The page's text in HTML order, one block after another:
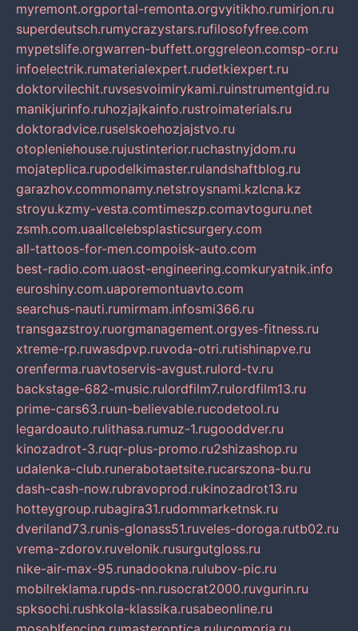
myremont.orgportal-remonta.orgvyitikho.rumirjon.ru
superdeutsch.rumycrazystars.rufilosofyfree.com
mypetslife.orgwarren-buffett.orggreleon.comsp-or.ru
infoelectrik.rumaterialexpert.rudetkiexpert.ru
doktorvilechit.ruvsesvoimirykami.ruinstrumentgid.ru
manikjurinfo.ruhozjajkainfo.rustroimaterials.ru
doktoradvice.ruselskoehozjajstvo.ru
otopleniehouse.rujustinterior.ruchastnyjdom.ru
mojateplica.rupodelkimaster.rulandshaftblog.ru
garazhov.commonamy.netstroysnami.kzlcna.kz
stroyu.kzmy-vesta.comtimeszp.comavtoguru.net
zsmh.com.uaallcelebsplasticsurgery.com
all-tattoos-for-men.compoisk-auto.com
best-radio.com.uaost-engineering.comkuryatnik.info
euroshiny.com.uaporemontuavto.com
searchus-nauti.rumirmam.infosmi366.ru
transgazstroy.ruorgmanagement.orgyes-fitness.ru
xtreme-rp.ruwasdpvp.ruvoda-otri.rutishinapve.ru
orenferma.ruavtoservis-avgust.rulord-tv.ru
backstage-682-music.rulordfilm7.rulordfilm13.ru
prime-cars63.ruun-believable.rucodetool.ru
legardoauto.rulithasa.rumuz-1.rugooddver.ru
kinozadrot-3.ruqr-plus-promo.ru2shizashop.ru
udalenka-club.runerabotaetsite.rucarszona-bu.ru
dash-cash-now.rubravoprod.rukinozadrot13.ru
hotteygroup.rubagira31.rudommarketnsk.ru
dveriland73.runis-glonass51.ruveles-doroga.rutb02.ru
vrema-zdorov.ruvelonik.rusurgutgloss.ru
nike-air-max-95.runadookna.rulubov-pic.ru
mobilreklama.rupds-nn.rusocrat2000.ruvgurin.ru
spksochi.rushkola-klassika.rusabeonline.ru